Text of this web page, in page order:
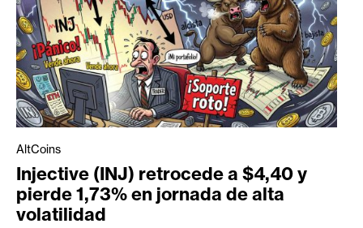
AltCoins
Injective (INJ) retrocede a $4,40 y
pierde 1,73% en jornada de alta
volatilidad